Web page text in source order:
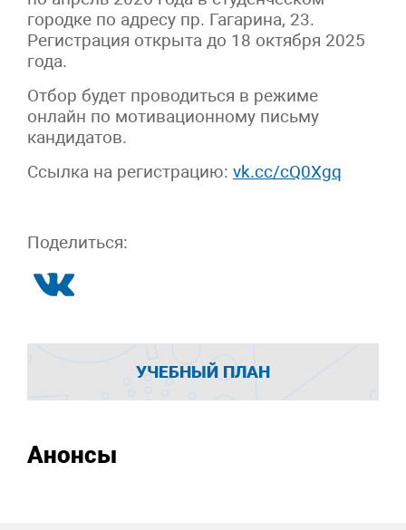
городке по адресу пр. Гагарина, 23.
Регистрация открыта до 18 октября 2025
года.
Отбор будет проводиться в режиме
онлайн по мотивационному письму
кандидатов.
Ссылка на регистрацию: vk.cc/cQ0Xgq
Поделиться:
УЧЕБНЫЙ ПЛАН
Анонсы